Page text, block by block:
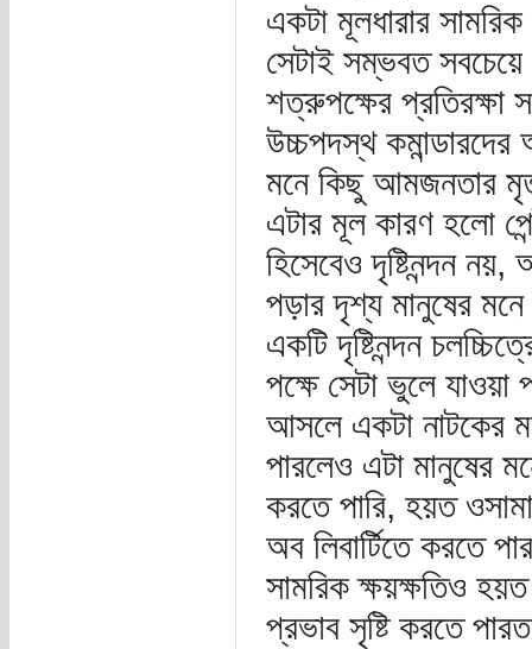
একটা মূলধারার
সেটাই সম্ভবত
শত্রুপক্ষের প্রতিরক্ষা
উচ্চপদস্থ
মনে কিছু আমজনতার
এটার মূল কারণ হলো
হিসেবেও দৃষ্টিনন্দন নয়,
পড়ার দৃশ্য মানুষের
একটি দৃষ্টিনন্দন
পক্ষে সেটা ভুলে
আসলে একটা নাটকের
পারলেও এটা মানুষের
করতে পারি, হয়ত
অব লিবার্টিতে করতে
সামরিক ক্ষয়ক্ষতিও
প্রভাব সৃষ্টি করতে